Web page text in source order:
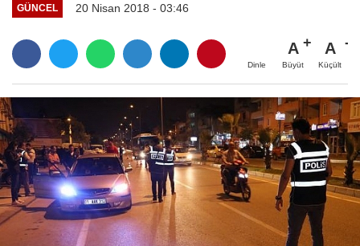
GÜNCEL 20 Nisan 2018 - 03:46
Dinle
A
Büyüt
A
Küçült